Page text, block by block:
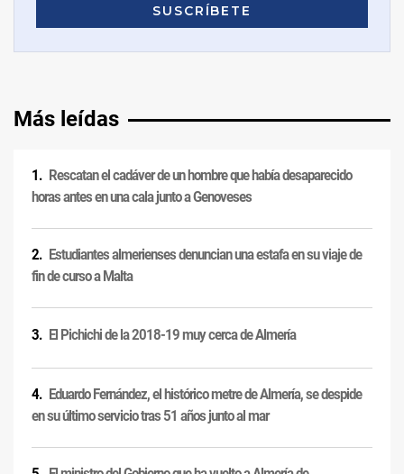
Más leídas
Rescatan el cadáver de un hombre que había desaparecido
horas antes en una cala junto a Genoveses
Estudiantes almerienses denuncian una estafa en su viaje de
fin de curso a Malta
El Pichichi de la 2018-19 muy cerca de Almería
Eduardo Fernández, el histórico metre de Almería, se despide
en su último servicio tras 51 años junto al mar